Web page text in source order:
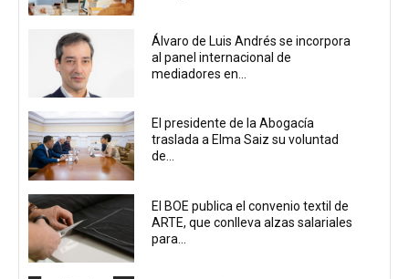
Álvaro de Luis Andrés se incorpora
al panel internacional de
mediadores en...
El presidente de la Abogacía
traslada a Elma Saiz su voluntad
de...
El BOE publica el convenio textil de
ARTE, que conlleva alzas salariales
para...